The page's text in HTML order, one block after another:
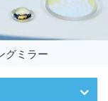
グミラー